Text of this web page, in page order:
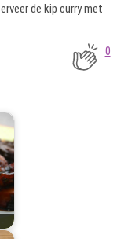
de kip curry met
0